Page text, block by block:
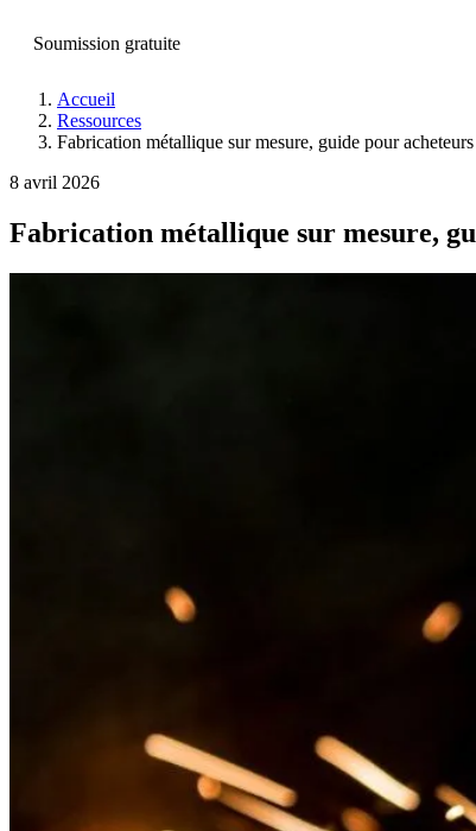
Soumission gratuite
Accueil
Ressources
Fabrication métallique sur mesure, guide pour
8 avril 2026
Fabrication métallique sur mesure,